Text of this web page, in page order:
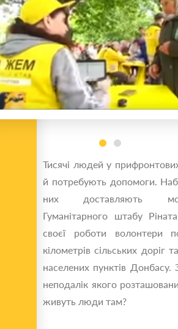
Тисячі людей у
й потребують допомоги.
них доставляють
Гуманітарного штабу
своєї роботи волонтери
кілометрів сільських доріг
населених пунктів Донбасу.
неподалік якого
живуть люди там?